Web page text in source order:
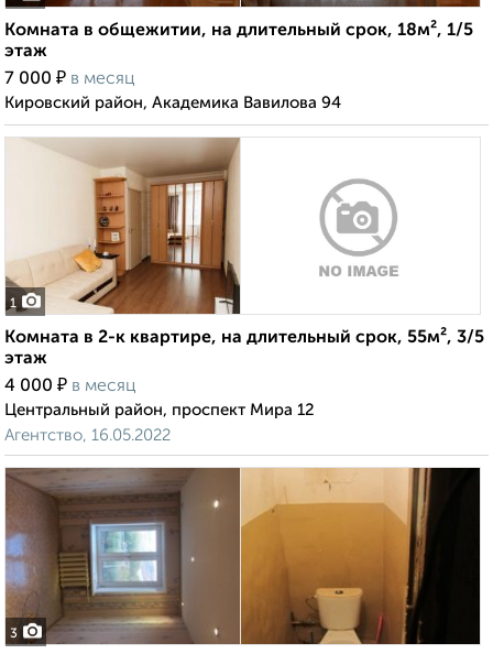
Комната в общежитии, на длительный срок, 18м², 1/5
этаж
7 000 ₽ в месяц
Кировский район, Академика Вавилова 94
1
Комната в 2-к квартире, на длительный срок, 55м², 3/5
этаж
4 000 ₽ в месяц
Центральный район, проспект Мира 12
Агентство, 16.05.2022
3